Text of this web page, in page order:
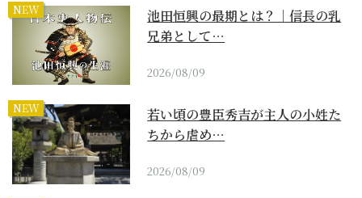
NEW
池田恒興の最期とは？｜信長の乳
兄弟として…
2026/08/09
NEW
若い頃の豊臣秀吉が主人の小姓た
ちから虐め…
2026/08/09